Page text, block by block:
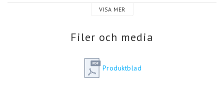
vilken höjd gallerdelen ska placeras.
Med andra ord behövs inga ingrepp i bilen för att få
VISA MER
Filer och media
Produktblad